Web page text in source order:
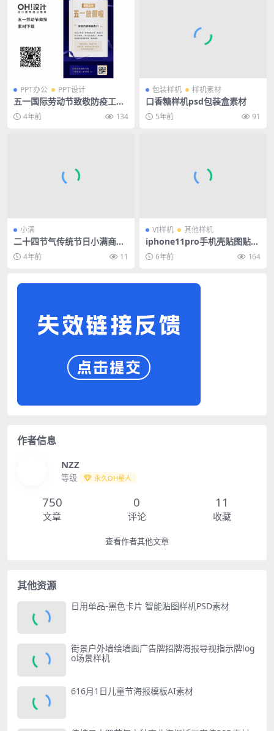
PPT办公 PPT设计
五一国际劳动节致敬防疫工人
商业活动放假通知海报PPT模
板 4年前 134
包装样机 样机素材
口香糖样机psd包装盒素材
5年前 91
小满
二十四节气传统节日小满商业
海报宣传PSD模板
4年前 11
VI样机 其他样机
iphone11pro手机壳贴图贴图
样机效果图案展示模板素材PS
D智能对象
6年前 164
作者信息
NZZ
等级 永久OH星人
750
文章
0
评论
11
收藏
查看作者其他文章
其他资源
日用单品-黑色卡片 智能贴图样机PSD素材
街景户外墙绘墙面广告牌招牌海报导视指示牌log
o场景样机
616月1日儿童节海报模板AI素材